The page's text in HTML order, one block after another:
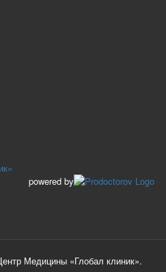
powered by
Медицины «Глобал клиник».